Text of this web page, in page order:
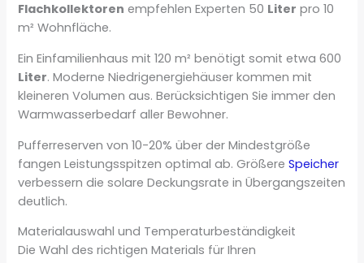
Flachkollektoren empfehlen Experten 50 Liter pro 10
m² Wohnfläche.
Ein Einfamilienhaus mit 120 m² benötigt somit etwa 600
Liter. Moderne Niedrigenergiehäuser kommen mit
kleineren Volumen aus. Berücksichtigen Sie immer den
Warmwasserbedarf aller Bewohner.
Pufferreserven von 10-20% über der Mindestgröße
fangen Leistungsspitzen optimal ab. GrößereSpeicher
verbessern die solare Deckungsrate in Übergangszeiten
deutlich.
Materialauswahl und Temperaturbeständigkeit
Die Wahl des richtigen Materials für Ihren